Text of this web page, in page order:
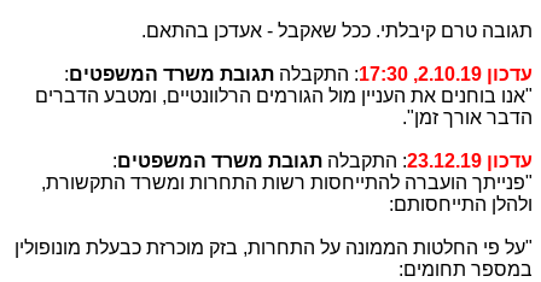
תגובה טרם קיבלתי. ככל שאקבל - אעדכן בהתאם.
עדכון 2.10.19, 17:30 : התקבלה תגובת משרד המשפטים:
"אנו בוחנים את העניין מול הגורמים הרלוונטיים, ומטבע הדברים
הדבר אורך זמן".
עדכון 23.12.19 : התקבלה תגובת משרד המשפטים:
"פנייתך הועברה להתייחסות רשות התחרות ומשרד התקשורת,
ולהלן התייחסותם:
"על פי החלטות הממונה על התחרות, בזק מוכרזת כבעלת מונופולין
במספר תחומים: